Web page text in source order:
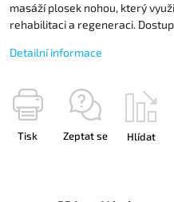
masáží plosek nohou, který
rehabilitaci a regeneraci.
Detailní informace
Tisk Zeptat se Hlídat